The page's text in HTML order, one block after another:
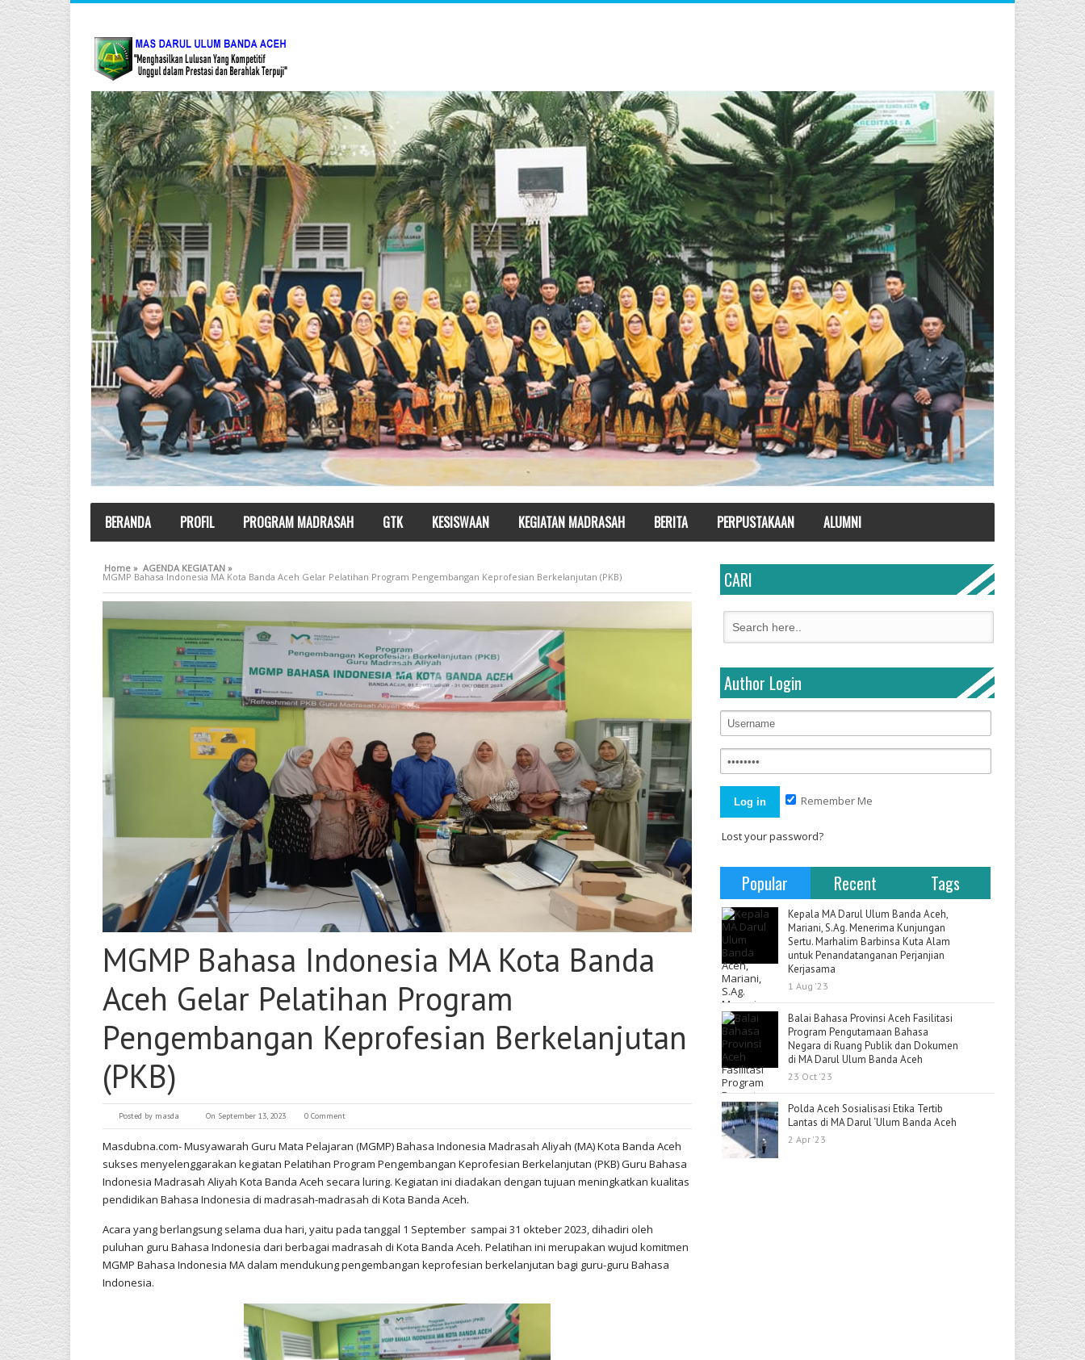
BERANDA PROFIL PROGRAM MADRASAH GTK KESISWAAN KEGIATAN MADRASAH BERITA PERPUSTAKAAN ALUMNI
Home » AGENDA KEGIATAN »
MGMP Bahasa Indonesia MA Kota Banda Aceh Gelar Pelatihan Program Pengembangan Keprofesian Berkelanjutan (PKB)
MGMP Bahasa Indonesia MA Kota Banda
Aceh Gelar Pelatihan Program
Pengembangan Keprofesian Berkelanjutan
(PKB)
Posted by masda On September 13, 2023 0 Comment
Masdubna.com- Musyawarah Guru Mata Pelajaran (MGMP) Bahasa Indonesia Madrasah Aliyah (MA) Kota Banda Aceh
sukses menyelenggarakan kegiatan Pelatihan Program Pengembangan Keprofesian Berkelanjutan (PKB) Guru Bahasa
Indonesia Madrasah Aliyah Kota Banda Aceh secara luring. Kegiatan ini diadakan dengan tujuan meningkatkan kualitas
pendidikan Bahasa Indonesia di madrasah-madrasah di Kota Banda Aceh.
Acara yang berlangsung selama dua hari, yaitu pada tanggal 1 September sampai 31 okteber 2023, dihadiri oleh
puluhan guru Bahasa Indonesia dari berbagai madrasah di Kota Banda Aceh. Pelatihan ini merupakan wujud komitmen
MGMP Bahasa Indonesia MA dalam mendukung pengembangan keprofesian berkelanjutan bagi guru-guru Bahasa
Indonesia.
CARI
Author Login
Remember Me
Lost your password?
Popular Recent Tags
Kepala MA Darul Ulum Banda Aceh,
Mariani, S.Ag. Menerima Kunjungan
Sertu. Marhalim Barbinsa Kuta Alam
untuk Penandatanganan Perjanjian
Kerjasama
1 Aug '23
Balai Bahasa Provinsi Aceh Fasilitasi
Program Pengutamaan Bahasa
Negara di Ruang Publik dan Dokumen
di MA Darul Ulum Banda Aceh
23 Oct '23
Polda Aceh Sosialisasi Etika Tertib
Lantas di MA Darul ‘Ulum Banda Aceh
2 Apr '23